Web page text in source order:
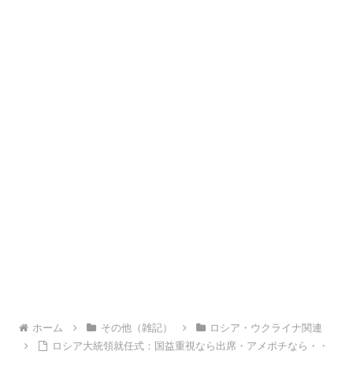
ホーム その他（雑記）
ロシア・ウクライナ関連
ロシア大統領就任式：国益重視なら出席・アメポチなら・・